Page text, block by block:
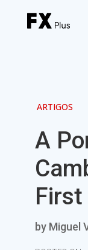
ARTIGOS
A
First
by Miguel